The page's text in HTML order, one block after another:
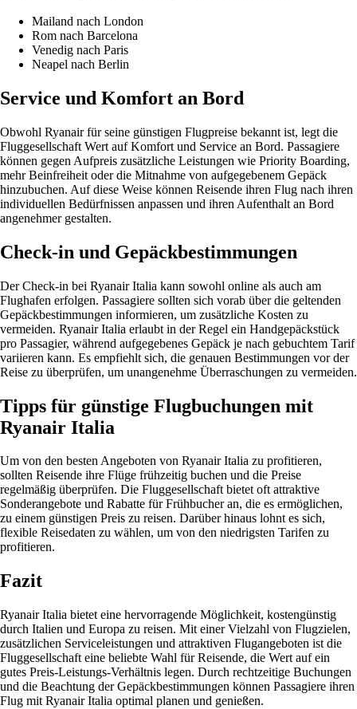
Mailand nach London
Rom nach Barcelona
Venedig nach Paris
Neapel nach Berlin
Service und Komfort an Bord
Obwohl Ryanair für seine günstigen Flugpreise bekannt ist, legt die
Fluggesellschaft Wert auf Komfort und Service an Bord. Passagiere
können gegen Aufpreis zusätzliche Leistungen wie Priority Boarding,
mehr Beinfreiheit oder die Mitnahme von aufgegebenem Gepäck
hinzubuchen. Auf diese Weise können Reisende ihren Flug nach ihren
individuellen Bedürfnissen anpassen und ihren Aufenthalt an Bord
angenehmer gestalten.
Check-in und Gepäckbestimmungen
Der Check-in bei Ryanair Italia kann sowohl online als auch am
Flughafen erfolgen. Passagiere sollten sich vorab über die geltenden
Gepäckbestimmungen informieren, um zusätzliche Kosten zu
vermeiden. Ryanair Italia erlaubt in der Regel ein Handgepäckstück
pro Passagier, während aufgegebenes Gepäck je nach gebuchtem Tarif
variieren kann. Es empfiehlt sich, die genauen Bestimmungen vor der
Reise zu überprüfen, um unangenehme Überraschungen zu vermeiden.
Tipps für günstige Flugbuchungen mit
Ryanair Italia
Um von den besten Angeboten von Ryanair Italia zu profitieren,
sollten Reisende ihre Flüge frühzeitig buchen und die Preise
regelmäßig überprüfen. Die Fluggesellschaft bietet oft attraktive
Sonderangebote und Rabatte für Frühbucher an, die es ermöglichen,
zu einem günstigen Preis zu reisen. Darüber hinaus lohnt es sich,
flexible Reisedaten zu wählen, um von den niedrigsten Tarifen zu
profitieren.
Fazit
Ryanair Italia bietet eine hervorragende Möglichkeit, kostengünstig
durch Italien und Europa zu reisen. Mit einer Vielzahl von Flugzielen,
zusätzlichen Serviceleistungen und attraktiven Flugangeboten ist die
Fluggesellschaft eine beliebte Wahl für Reisende, die Wert auf ein
gutes Preis-Leistungs-Verhältnis legen. Durch rechtzeitige Buchungen
und die Beachtung der Gepäckbestimmungen können Passagiere ihren
Flug mit Ryanair Italia optimal planen und genießen.